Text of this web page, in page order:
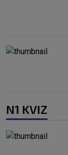
N1 KVIZ